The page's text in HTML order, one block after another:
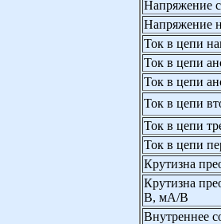
Напряжение
Напряжение
Ток в цепи
Ток в цепи
Ток в цепи
Ток в цепи
Ток в цепи
Ток в цепи
Крутизна
Крутизна
В, мА/В
Внутреннее